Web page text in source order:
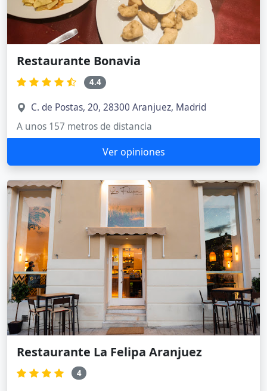
Restaurante Bonavia
4.4
C. de Postas, 20, 28300 Aranjuez, Madrid
A unos 157 metros de distancia
Ver opiniones
Restaurante La Felipa Aranjuez
4